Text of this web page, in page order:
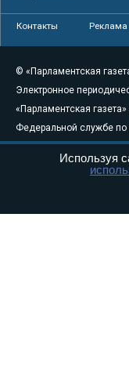
Контакты Реклама
© «Парламентская
Электронное
«Парламентская
Федеральной службе по
связи, информационных
массовых
Свидетельство о
Используя